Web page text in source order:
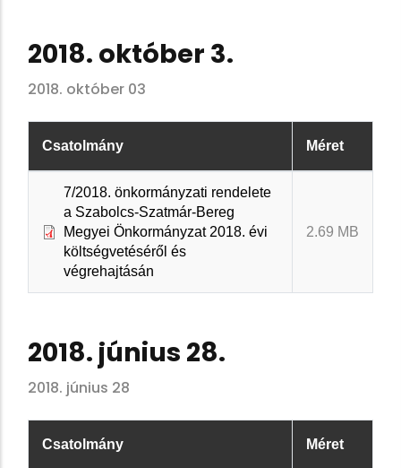
2018. október 3.
2018. október 03
Csatolmány Méret
7/2018. önkormányzati rendelete
a Szabolcs-Szatmár-Bereg
Megyei Önkormányzat 2018. évi
költségvetéséről és
végrehajtásán
2.69 MB
2018. június 28.
2018. június 28
Csatolmány Méret